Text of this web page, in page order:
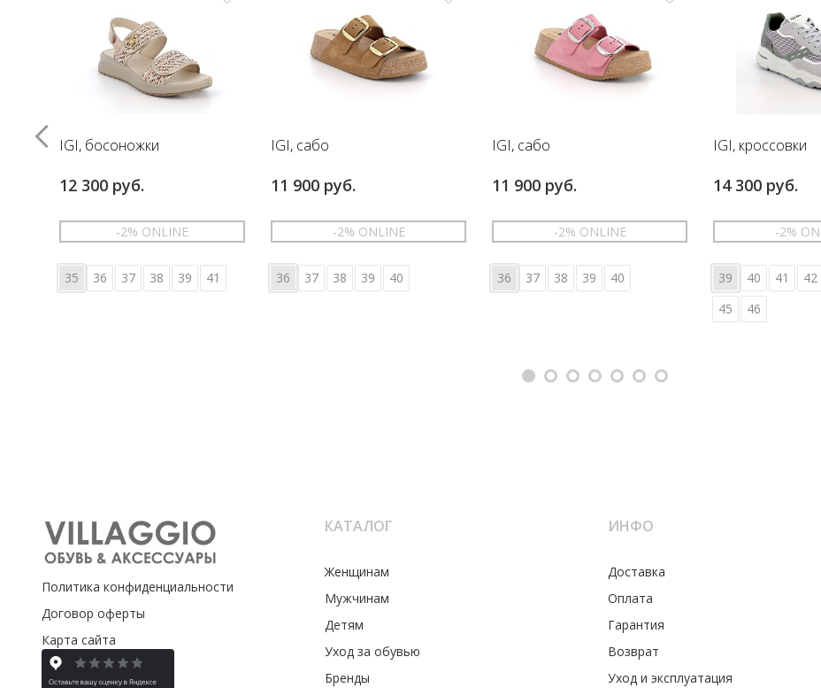
IGI, босоножки
12 300 руб.
-2% ONLINE
35 36 37 38 39 41
IGI, сабо
11 900 руб.
-2% ONLINE
36 37 38 39 40
IGI, сабо
11 900 руб.
-2% ONLINE
36 37 38 39 40
IGI, кроссовки
14 300 руб.
-2%
39 40 41 42
45
46
Политика конфиденциальности
Договор оферты
Карта сайта
КАТАЛОГ
Женщинам
Мужчинам
Детям
Уход за обувью
Бренды
ИНФО
Доставка
Оплата
Гарантия
Возврат
Уход и эксплуатация